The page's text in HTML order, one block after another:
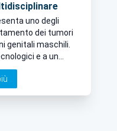
uno degli
dei tumori
genitali maschili.
e a un
oggi è
mirate,